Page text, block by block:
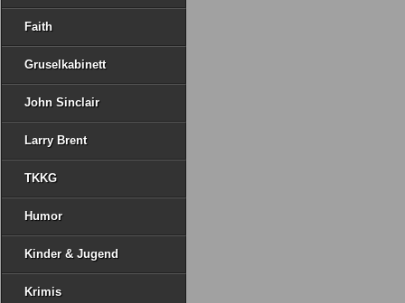
Faith
Gruselkabinett
John Sinclair
Larry Brent
TKKG
Humor
Kinder & Jugend
Krimis